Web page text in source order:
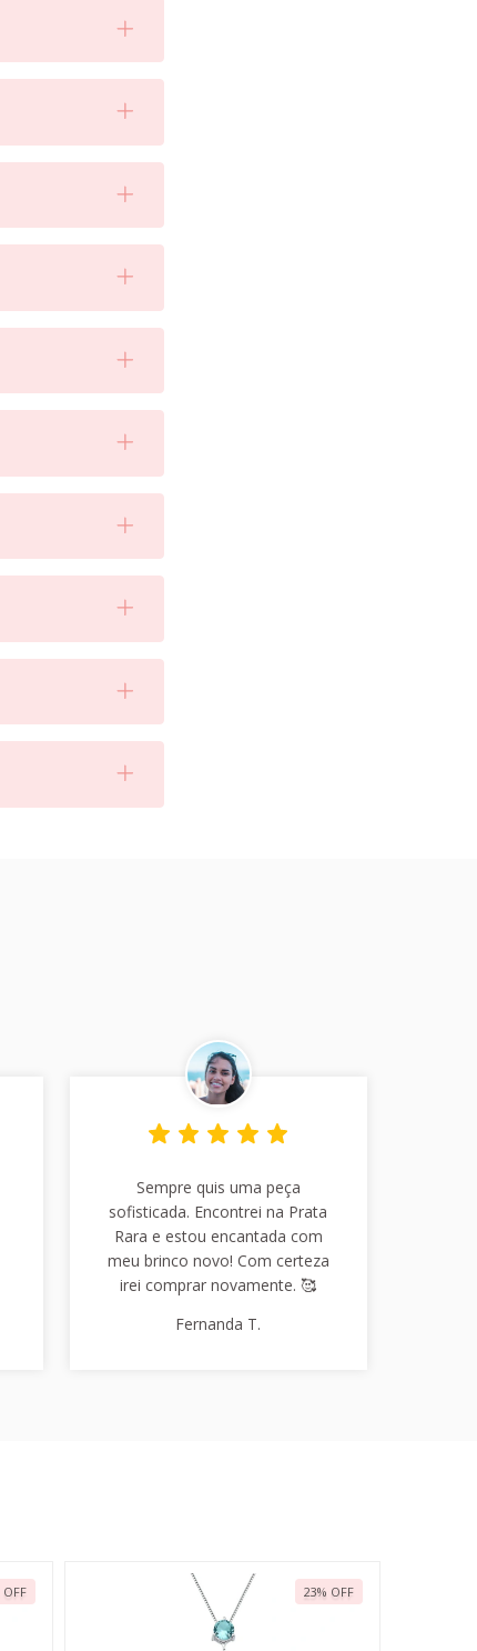
Sempre quis uma peça
sofisticada. Encontrei na Prata
Rara e estou encantada com
meu brinco novo! Com certeza
irei comprar novamente. 🥰
Fernanda T.
OFF 23% OFF